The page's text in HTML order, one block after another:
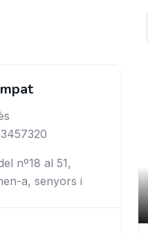
nº18 al 51,
a, senyors i